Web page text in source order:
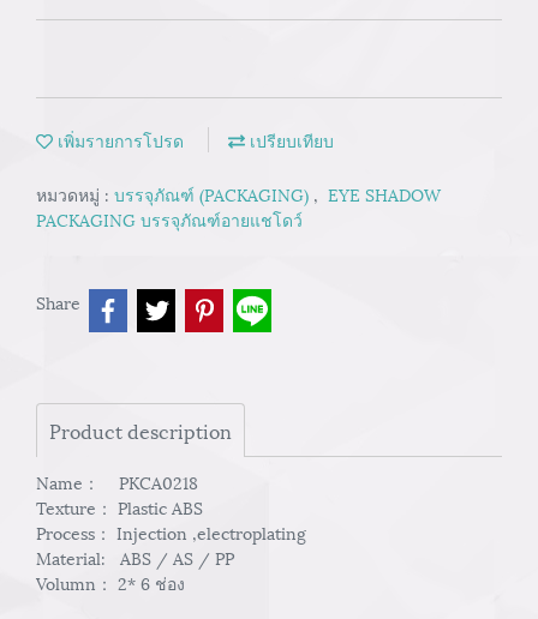
เพิ่มรายการโปรด เปรียบเทียบ
หมวดหมู่ : บรรจุภัณฑ์ (PACKAGING) , EYE SHADOW
PACKAGING บรรจุภัณฑ์อายแชโดว์
Share
Product description
Name： PKCA0218
Texture： Plastic ABS
Process： Injection ,electroplating
Material: ABS / AS / PP
Volumn： 2* 6 ช่อง